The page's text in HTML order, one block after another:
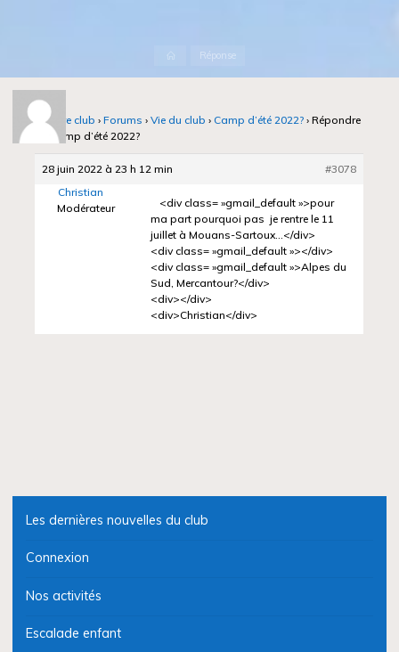
AccueilRéponse
Notre club › Forums › Vie du club › Camp d’été 2022? › Répondre
à : Camp d’été 2022?
28 juin 2022 à 23 h 12 min
#3078
Christian
Modérateur
<div class= »gmail_default »>pour
ma part pourquoi pas je rentre le 11
juillet à Mouans-Sartoux…</div>
<div class= »gmail_default »></div>
<div class= »gmail_default »>Alpes du
Sud, Mercantour?</div>
<div></div>
<div>Christian</div>
Les dernières nouvelles du club
Connexion
Nos activités
Escalade enfant